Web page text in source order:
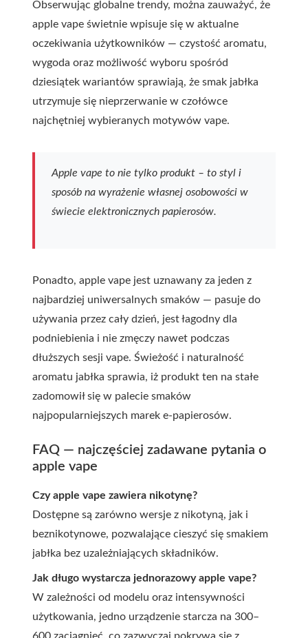
Obserwując globalne trendy, można zauważyć, że
apple vape świetnie wpisuje się w aktualne
oczekiwania użytkowników — czystość aromatu,
wygoda oraz możliwość wyboru spośród
dziesiątek wariantów sprawiają, że smak jabłka
utrzymuje się nieprzerwanie w czołówce
najchętniej wybieranych motywów vape.
Apple vape to nie tylko produkt – to styl i
sposób na wyrażenie własnej osobowości w
świecie elektronicznych papierosów.
Ponadto, apple vape jest uznawany za jeden z
najbardziej uniwersalnych smaków — pasuje do
używania przez cały dzień, jest łagodny dla
podniebienia i nie zmęczy nawet podczas
dłuższych sesji vape. Świeżość i naturalność
aromatu jabłka sprawia, iż produkt ten na stałe
zadomowił się w palecie smaków
najpopularniejszych marek e-papierosów.
FAQ — najczęściej zadawane pytania o
apple vape
Czy apple vape zawiera nikotynę?
Dostępne są zarówno wersje z nikotyną, jak i
beznikotynowe, pozwalające cieszyć się smakiem
jabłka bez uzależniających składników.
Jak długo wystarcza jednorazowy apple vape?
W zależności od modelu oraz intensywności
użytkowania, jedno urządzenie starcza na 300–